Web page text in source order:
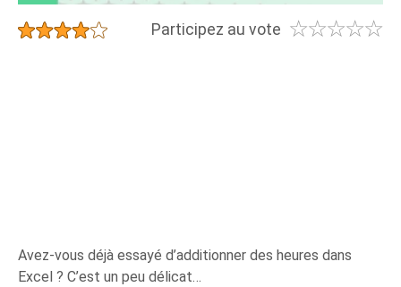
Participez au vote ☆☆☆☆☆
★★★★★
Avez-vous déjà essayé d’additionner des heures dans
Excel ? C’est un peu délicat…